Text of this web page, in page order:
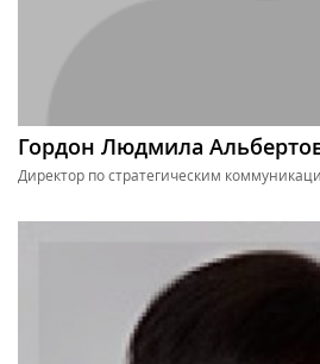
Гордон Людмила
Директор по стратегическим